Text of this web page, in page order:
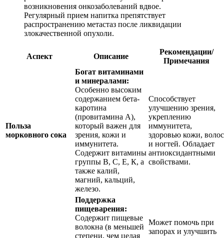
возникновения онкозаболеваний вдвое.
Регулярный прием напитка препятствует
распространению метастаз после ликвидации
злокачественной опухоли.
Аспект Описание
Рекомендации/
Примечания
Польза
морковного сока
Богат витаминами
и минералами:
Особенно высоким
содержанием бета-
каротина
(провитамина А),
который важен для
зрения, кожи и
иммунитета.
Содержит витамины
группы В, С, Е, К, а
также калий,
магний, кальций,
железо.
Способствует
улучшению зрения,
укреплению
иммунитета,
здоровью кожи, волос
и ногтей. Обладает
антиоксидантными
свойствами.
Поддержка
пищеварения:
Содержит пищевые
волокна (в меньшей
степени, чем целая
Может помочь при
запорах и улучшить